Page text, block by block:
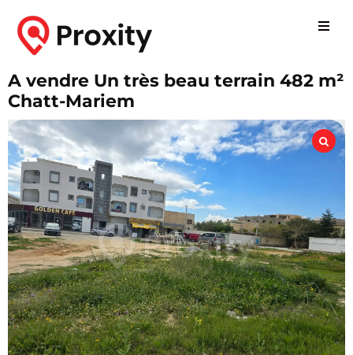
A vendre Un très beau terrain 482 m²
Chatt-Mariem